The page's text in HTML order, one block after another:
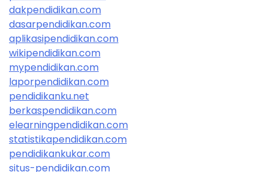
dakpendidikan.com
dasarpendidikan.com
aplikasipendidikan.com
wikipendidikan.com
mypendidikan.com
laporpendidikan.com
pendidikanku.net
berkaspendidikan.com
elearningpendidikan.com
statistikapendidikan.com
pendidikankukar.com
situs-pendidikan.com